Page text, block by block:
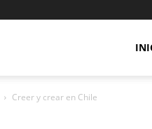
Creer y crear en Chile